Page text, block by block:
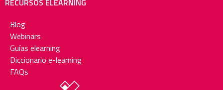
RECURSOS ELEARNING
Blog
Webinars
Guías elearning
Diccionario e-learning
FAQs